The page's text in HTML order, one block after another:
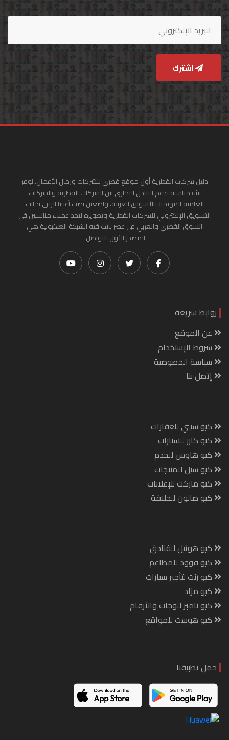
اشترك
دليل شركات القطرية أول موقع قطري للشركات ورجال الأعمال. نوفر
بيئة مناسبة لدعم التبادل التجاري بين الشركات القطرية والشركات
العامية المهتمة بالأسواق العربية. واضعين نصب أعيننا الرقي بجانب
التسويق الإلكتروني للشركات القطرية وتطويره لتجد عملاء مناسبين في
السوق القطري والعربي في عصر باتت فيه الشبكة العنكبونية هي
المصدر الأول للتواصل.
روابط سريعة
عن الموقع
شروط الإستخدام
سياسة الخصوصية
إتصل بنا
كيو سيتي للعقارات
كيو كارز للسيارات
كيو هاوس للخدم
كيو سيل للمنتجات
كيو ماركت للإعلانات
كيو صالون للحلاقة
كيو هوتيل للفنادق
كيو فوود للمطاعم
كيو رنت لتأجير سيارات
كيو مزاد
كيو نامبر للوحات والأرقام
كيو هوست للمواقع
حمل تطبيقنا